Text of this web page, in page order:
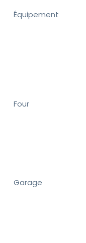
Équipement
Four
Garage